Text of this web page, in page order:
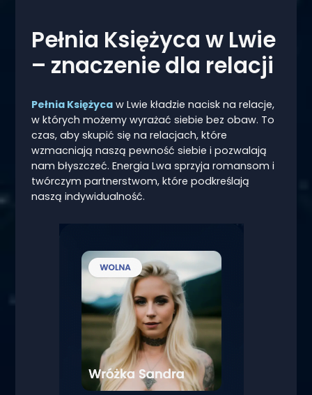
Pełnia Księżyca w Lwie
– znaczenie dla relacji
Pełnia Księżycaw Lwie kładzie nacisk na relacje,
w których możemy wyrażać siebie bez obaw. To
czas, aby skupić się na relacjach, które
wzmacniają naszą pewność siebie i pozwalają
nam błyszczeć. Energia Lwa sprzyja romansom i
twórczym partnerstwom, które podkreślają
naszą indywidualność.